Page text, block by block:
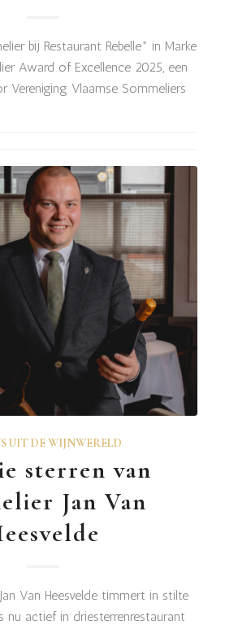
bij Restaurant Rebelle* in Marke
Award of Excellence 2025, een
Vereniging Vlaamse Sommeliers
UIT DE WIJNWERELD
sterren van
Jan Van
Van Heesvelde timmert in stilte
nu actief in driesterrenrestaurant